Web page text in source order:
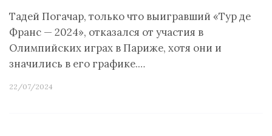
Тадей Погачар, только что выигравший «Тур де
Франс — 2024», отказался от участия в
Олимпийских играх в Париже, хотя они и
значились в его графике.…
22/07/2024